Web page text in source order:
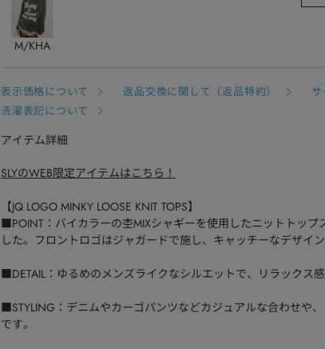
M/KHA
表示価格について 返品交換に関して（返品特約）
洗濯表記について
アイテム詳細
SLYのWEB限定アイテムはこちら！
【JQ LOGO MINKY LOOSE KNIT TOPS】
■POINT：バイカラーの杢MIXシャギーを使用したニットトップ
した。フロントロゴはジャガードで施し、キャッチーなデザイン
■DETAIL：ゆるめのメンズライクなシルエットで、リラックス
■STYLING：デニムやカーゴパンツなどカジュアルな合わせや
です。